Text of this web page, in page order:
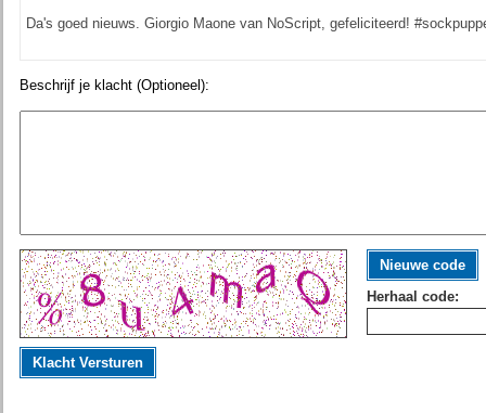
Da's goed nieuws. Giorgio Maone van NoScript, gefeliciteerd!
Beschrijf je klacht (Optioneel):
Nieuwe code
Herhaal code:
Klacht Versturen